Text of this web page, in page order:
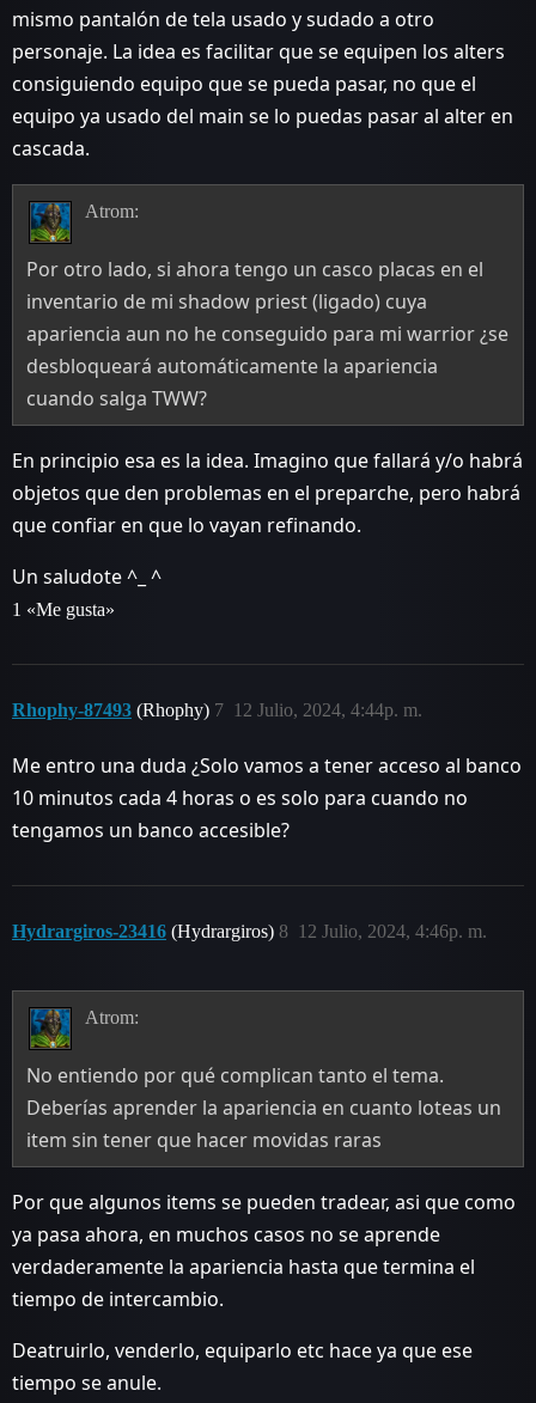
mismo pantalón de tela usado y sudado a otro
personaje. La idea es facilitar que se equipen los alters
consiguiendo equipo que se pueda pasar, no que el
equipo ya usado del main se lo puedas pasar al alter en
cascada.
Atrom:
Por otro lado, si ahora tengo un casco placas en el
inventario de mi shadow priest (ligado) cuya
apariencia aun no he conseguido para mi warrior ¿se
desbloqueará automáticamente la apariencia
cuando salga TWW?
En principio esa es la idea. Imagino que fallará y/o habrá
objetos que den problemas en el preparche, pero habrá
que confiar en que lo vayan refinando.
Un saludote ^_ ^
1 «Me gusta»
Rhophy-87493 (Rhophy) 12 Julio, 2024, 4:44p. m.
7
Me entro una duda ¿Solo vamos a tener acceso al banco
10 minutos cada 4 horas o es solo para cuando no
tengamos un banco accesible?
Hydrargiros-23416 (Hydrargiros) 12 Julio, 2024, 4:46p. m.
8
Atrom:
No entiendo por qué complican tanto el tema.
Deberías aprender la apariencia en cuanto loteas un
item sin tener que hacer movidas raras
Por que algunos items se pueden tradear, asi que como
ya pasa ahora, en muchos casos no se aprende
verdaderamente la apariencia hasta que termina el
tiempo de intercambio.
Deatruirlo, venderlo, equiparlo etc hace ya que ese
tiempo se anule.